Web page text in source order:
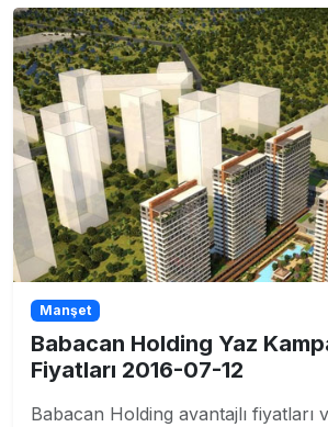
Manşet
Babacan Holding Yaz
Fiyatları 2016-07-12
Babacan Holding avantajlı fiyatları